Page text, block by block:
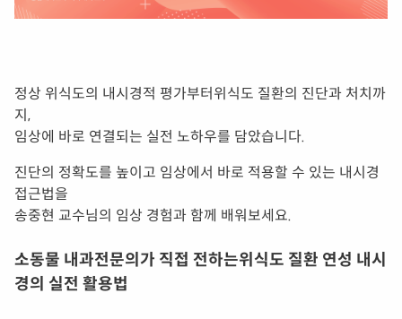
정상 위식도의 내시경적 평가부터위식도 질환의 진단과 처치까
지,
임상에 바로 연결되는 실전 노하우를 담았습니다.
진단의 정확도를 높이고 임상에서 바로 적용할 수 있는 내시경
접근법을
송중현 교수님의 임상 경험과 함께 배워보세요.
소동물 내과전문의가 직접 전하는위식도 질환 연성 내시
경의 실전 활용법